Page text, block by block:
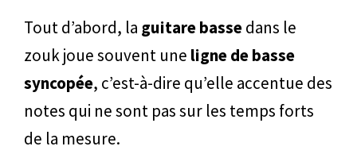
Tout d’abord, la guitare bassedans le
zouk joue souvent une ligne de basse
syncopée, c’est-à-dire qu’elle accentue des
notes qui ne sont pas sur les temps forts
de la mesure.